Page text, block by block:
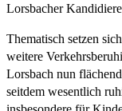
Lorsbacher
Thematisch setzen
weitere
Lorsbach nun
seitdem wesentlich